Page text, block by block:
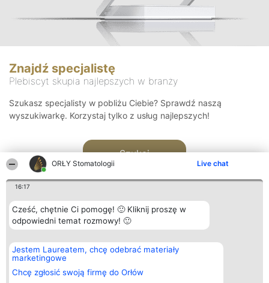
ORŁY Stomatologii Live chat
16:17
Cześć, chętnie Ci pomogę! 🙂 Kliknij proszę w
odpowiedni temat rozmowy! 🙂
Jestem Laureatem, chcę odebrać materiały
marketingowe
Chcę zgłosić swoją firmę do Orłów
Znajdź specjalistę
Plebiscyt skupia najlepszych w branży
Szukasz specjalisty w pobliżu Ciebie? Sprawdź naszą
wyszukiwarkę. Korzystaj tylko z usług najlepszych!
Szukaj
Organizator plebiscytu
Bright Side Solutions sp. z o.
o. sp. k.
ul. Ruska 22
Wrocław 50-079
Plebiscyt
Laureaci
wszystkich
Laureatów
Kontakt
Kontakt